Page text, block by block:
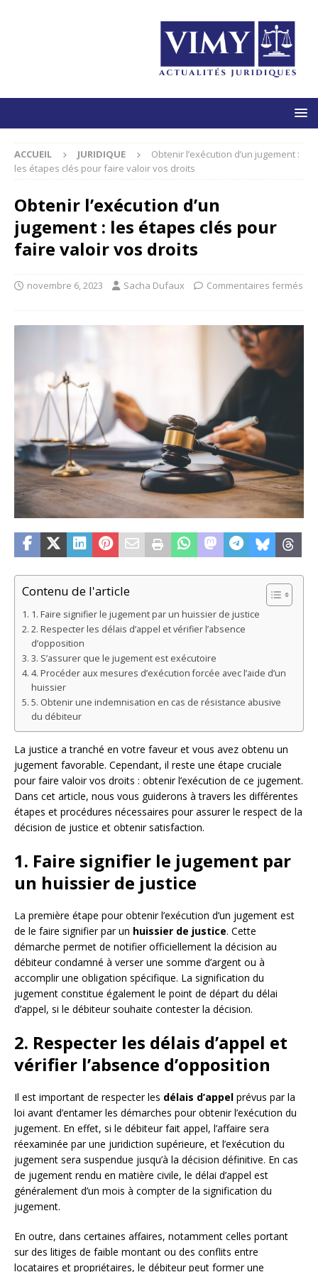
ACCUEIL JURIDIQUE
Obtenir l’exécution d’un jugement :
les étapes clés pour faire valoir vos droits
Obtenir l’exécution d’un
jugement : les étapes clés pour
faire valoir vos droits
novembre 6, 2023 Sacha Dufaux Commentaires fermés
Contenu de l'article
1. Faire signifier le jugement par un huissier de justice
2. Respecter les délais d’appel et vérifier l’absence
d’opposition
3. S’assurer que le jugement est exécutoire
4. Procéder aux mesures d’exécution forcée avec l’aide d’un
huissier
5. Obtenir une indemnisation en cas de résistance abusive
du débiteur
La justice a tranché en votre faveur et vous avez obtenu un
jugement favorable. Cependant, il reste une étape cruciale
pour faire valoir vos droits : obtenir l’exécution de ce jugement.
Dans cet article, nous vous guiderons à travers les différentes
étapes et procédures nécessaires pour assurer le respect de la
décision de justice et obtenir satisfaction.
1. Faire signifier le jugement par
un huissier de justice
La première étape pour obtenir l’exécution d’un jugement est
de le faire signifier par un huissier de justice. Cette
démarche permet de notifier officiellement la décision au
débiteur condamné à verser une somme d’argent ou à
accomplir une obligation spécifique. La signification du
jugement constitue également le point de départ du délai
d’appel, si le débiteur souhaite contester la décision.
2. Respecter les délais d’appel et
vérifier l’absence d’opposition
Il est important de respecter les délais d’appel prévus par la
loi avant d’entamer les démarches pour obtenir l’exécution du
jugement. En effet, si le débiteur fait appel, l’affaire sera
réexaminée par une juridiction supérieure, et l’exécution du
jugement sera suspendue jusqu’à la décision définitive. En cas
de jugement rendu en matière civile, le délai d’appel est
généralement d’un mois à compter de la signification du
jugement.
En outre, dans certaines affaires, notamment celles portant
sur des litiges de faible montant ou des conflits entre
locataires et propriétaires, le débiteur peut former une